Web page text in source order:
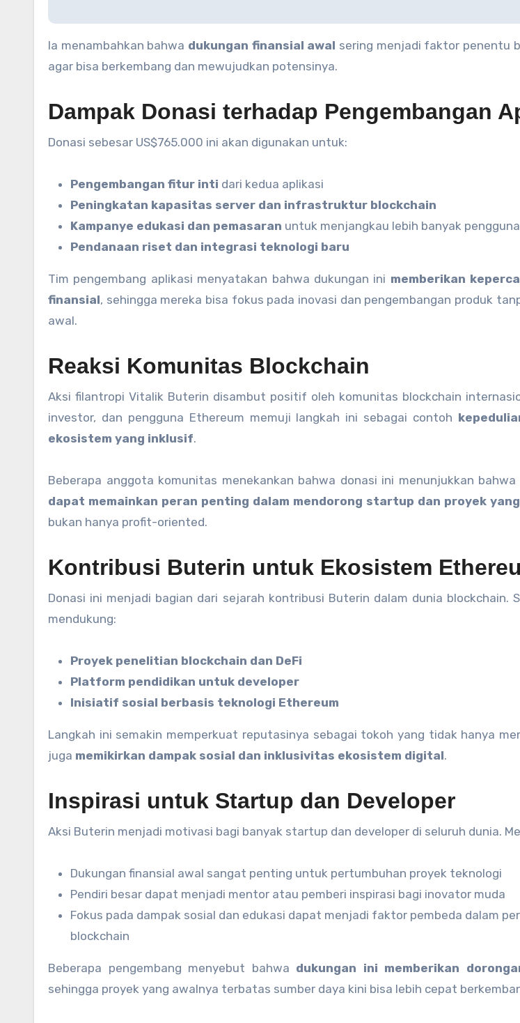
Ia menambahkan bahwa dukungan finansial awal sering menjadi faktor penentu
agar bisa berkembang dan mewujudkan potensinya.
Dampak Donasi terhadap Pengembangan
Donasi sebesar US$765.000 ini akan digunakan untuk:
Pengembangan fitur inti dari kedua aplikasi
Peningkatan kapasitas server dan infrastruktur blockchain
Kampanye edukasi dan pemasaran untuk menjangkau lebih banyak pengguna
Pendanaan riset dan integrasi teknologi baru
Tim pengembang aplikasi menyatakan bahwa dukungan ini memberikan
finansial, sehingga mereka bisa fokus pada inovasi dan pengembangan produk
awal.
Reaksi Komunitas Blockchain
Aksi filantropi Vitalik Buterin disambut positif oleh komunitas blockchain
investor, dan pengguna Ethereum memuji langkah ini sebagai contoh
ekosistem yang inklusif.
Beberapa anggota komunitas menekankan bahwa donasi ini menunjukkan bahwa
dapat memainkan peran penting dalam mendorong startup dan proyek
bukan hanya profit-oriented.
Kontribusi Buterin untuk Ekosistem
Donasi ini menjadi bagian dari sejarah kontribusi Buterin dalam dunia blockchain.
mendukung:
Proyek penelitian blockchain dan DeFi
Platform pendidikan untuk developer
Inisiatif sosial berbasis teknologi Ethereum
Langkah ini semakin memperkuat reputasinya sebagai tokoh yang tidak hanya
juga memikirkan dampak sosial dan inklusivitas ekosistem digital.
Inspirasi untuk Startup dan Developer
Aksi Buterin menjadi motivasi bagi banyak startup dan developer di seluruh dunia.
Dukungan finansial awal sangat penting untuk pertumbuhan proyek teknologi
Pendiri besar dapat menjadi mentor atau pemberi inspirasi bagi inovator muda
Fokus pada dampak sosial dan edukasi dapat menjadi faktor pembeda dalam
blockchain
Beberapa pengembang menyebut bahwa dukungan ini memberikan
sehingga proyek yang awalnya terbatas sumber daya kini bisa lebih cepat